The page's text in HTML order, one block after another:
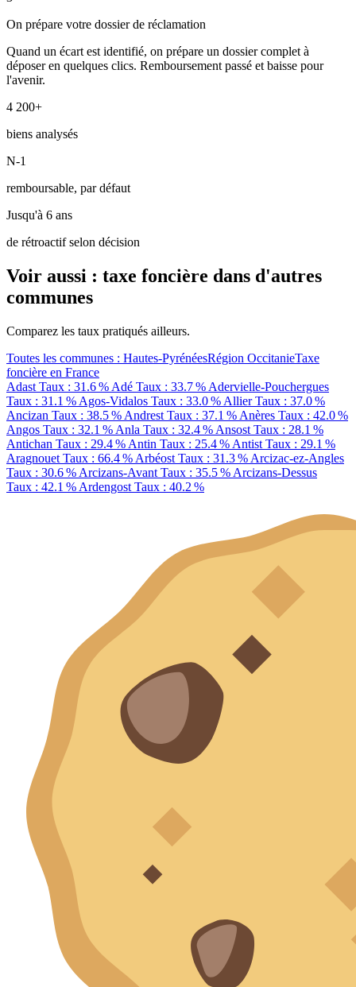
On prépare votre dossier de réclamation
Quand un écart est identifié, on prépare un dossier complet à
déposer en quelques clics. Remboursement passé et baisse pour
l'avenir.
4 200+
biens analysés
N-1
remboursable, par défaut
Jusqu'à 6 ans
de rétroactif selon décision
Voir aussi : taxe foncière dans d'autres
communes
Comparez les taux pratiqués ailleurs.
Toutes les communes : Hautes-PyrénéesRégion OccitanieTaxe
foncière en France
Adast Taux : 31.6 % Adé Taux : 33.7 % Adervielle-Pouchergues
Taux : 31.1 % Agos-Vidalos Taux : 33.0 % AllierTaux : 37.0 %
Ancizan Taux : 38.5 % Andrest Taux : 37.1 % Anères Taux : 42.0 %
Angos Taux : 32.1 % Anla Taux : 32.4 % Ansost Taux : 28.1 %
Antichan Taux : 29.4 % Antin Taux : 25.4 % Antist Taux : 29.1 %
Aragnouet Taux : 66.4 % Arbéost Taux : 31.3 % Arcizac-ez-Angles
Taux : 30.6 % Arcizans-Avant Taux : 35.5 % Arcizans-Dessus
Taux : 42.1 % Ardengost Taux : 40.2 %